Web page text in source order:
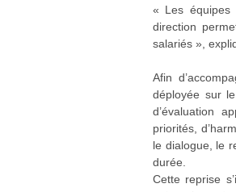
« Les équipes
direction
salariés »,
Afin
déployée sur
d’évaluation
priorités,
le dialogue, le
durée.
Cette reprise